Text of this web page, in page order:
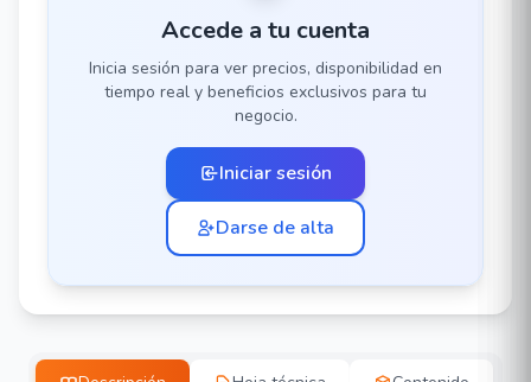
Accede a tu cuenta
Inicia sesión para ver precios, disponibilidad en
tiempo real y beneficios exclusivos para tu
negocio.
Iniciar sesión
Darse de alta